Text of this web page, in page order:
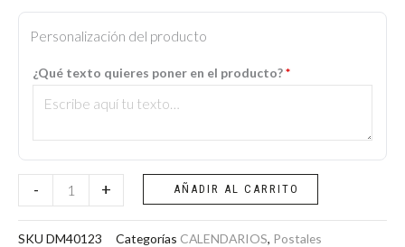
Personalización del producto
¿Qué texto quieres poner en el producto?*
-
100
Postales
Buen
(Murillo)
cantidad
+ AÑADIR AL CARRITO
SKU DM40123 Categorías CALENDARIOS, Postales